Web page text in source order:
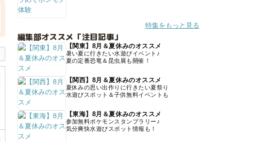
特集をもっと見る
編集部オススメ「注目記事」
【関東】8月＆夏休みのオススメ
暑い夏に行きたい水遊びイベント♪
夏の定番恐竜＆昆虫展も開催！
【関西】8月＆夏休みのオススメ
夏休みの思い出作りに行きたい夏祭り
水遊びスポット＆子供無料イベントも
【東海】8月＆夏休みのオススメ
参加無料ポケモンスタンプラリー♪
気分爽快水遊びスポット情報も！